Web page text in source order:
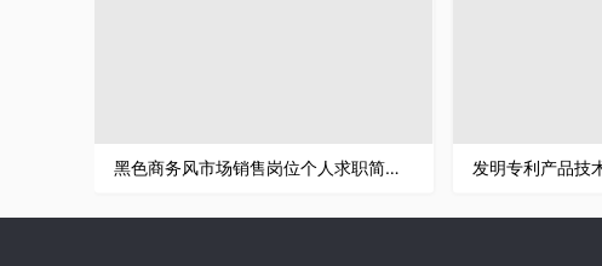
黑色商务风市场销售岗位个人求职简历Word模板